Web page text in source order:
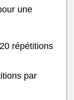
une
répétitions
par